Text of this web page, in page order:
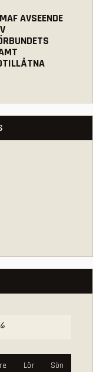
AVSEENDE
Lör Sön